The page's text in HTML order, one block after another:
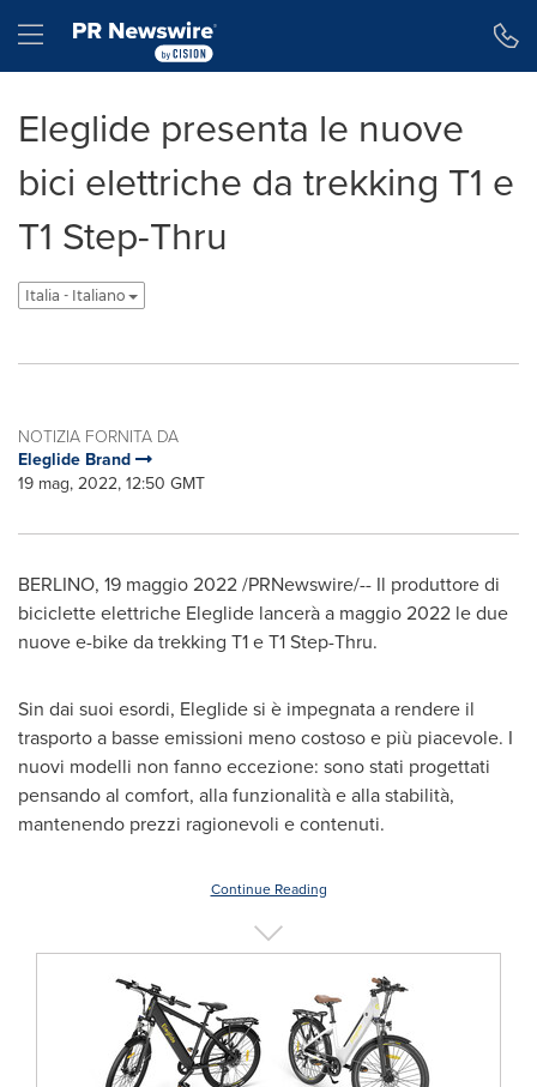
Hamburger menu
Eleglide presenta le nuove
bici elettriche da trekking T1 e
T1 Step-Thru
Italia - Italiano
NOTIZIA FORNITA DA
Eleglide Brand
19 mag, 2022, 12:50 GMT
BERLINO, 19 maggio 2022/PRNewswire/-- Il produttore di
biciclette elettriche Eleglide lancerà a maggio 2022 le due
nuove e-bike da trekking T1 e T1 Step-Thru.
Sin dai suoi esordi, Eleglide si è impegnata a rendere il
trasporto a basse emissioni meno costoso e più piacevole. I
nuovi modelli non fanno eccezione: sono stati progettati
pensando al comfort, alla funzionalità e alla stabilità,
mantenendo prezzi ragionevoli e contenuti.
Continue Reading